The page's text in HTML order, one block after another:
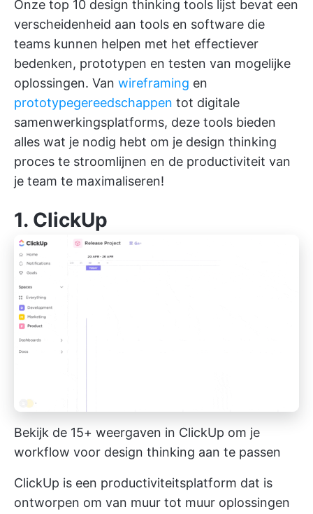
Onze top 10 design thinking tools lijst bevat een
verscheidenheid aan tools en software die
teams kunnen helpen met het effectiever
bedenken, prototypen en testen van mogelijke
oplossingen. Van wireframing en
prototypegereedschappen tot digitale
samenwerkingsplatforms, deze tools bieden
alles wat je nodig hebt om je design thinking
proces te stroomlijnen en de productiviteit van
je team te maximaliseren!
1. ClickUp
Bekijk de 15+ weergaven in ClickUp om je
workflow voor design thinking aan te passen
ClickUp is een productiviteitsplatform dat is
ontworpen om van muur tot muur oplossingen